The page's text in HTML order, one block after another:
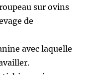
sur ovins
de
avec laquelle